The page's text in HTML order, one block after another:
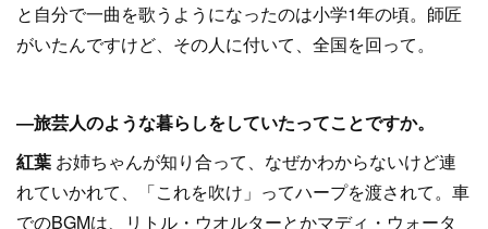
と自分で一曲を歌うようになったのは小学1年の頃。師匠
がいたんですけど、その人に付いて、全国を回って。
―旅芸人のような暮らしをしていたってことですか。
紅葉 お姉ちゃんが知り合って、なぜかわからないけど連
れていかれて、「これを吹け」ってハープを渡されて。車
でのBGMは、リトル・ウオルターとかマディ・ウォータ